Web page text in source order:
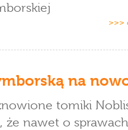
>>>
na
tomiki
że nawet o sprawach